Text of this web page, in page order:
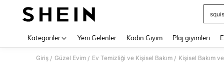
Kategoriler Yeni Gelenler Kadın Giyim Plaj giyimleri
Giriş / Güzel Evim / Ev Temizliği ve Kişisel Bakım / Kişisel Bakım